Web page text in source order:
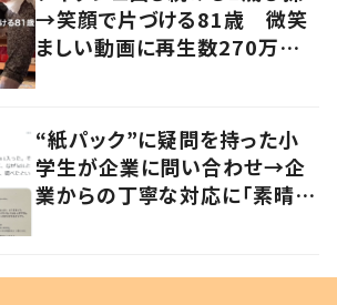
→笑顔で片づける81歳 微笑
ましい動画に再生数270万回
“紙パック”に疑問を持った小
学生が企業に問い合わせ→企
業からの丁寧な対応に「素晴ら